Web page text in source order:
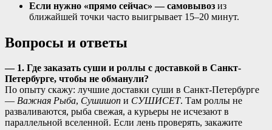
Если нужно «прямо сейчас» — самовывоз из
ближайшей точки часто выигрывает 15–20 минут.
Вопросы и ответы
— 1. Где заказать суши и роллы с доставкой в Санкт-
Петербурге, чтобы не обманули?
По опыту скажу: лучшие доставки суши в Санкт-Петербурге
— Важная Рыба, Сушишоп и СУШИСЕТ. Там роллы не
разваливаются, рыба свежая, а курьеры не исчезают в
параллельной вселенной. Если лень проверять, закажите